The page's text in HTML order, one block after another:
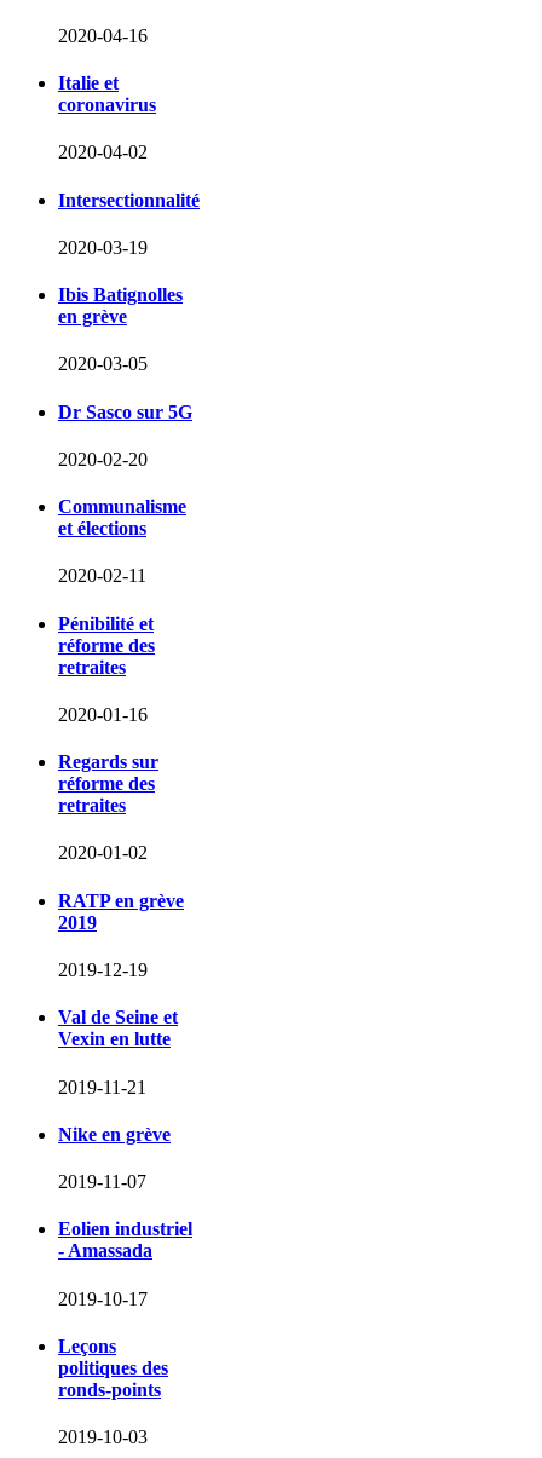
2020-04-16
Italie et
coronavirus
2020-04-02
Intersectionnalité
2020-03-19
Ibis Batignolles
en grève
2020-03-05
Dr Sasco sur 5G
2020-02-20
Communalisme
et élections
2020-02-11
Pénibilité et
réforme des
retraites
2020-01-16
Regards sur
réforme des
retraites
2020-01-02
RATP en grève
2019
2019-12-19
Val de Seine et
Vexin en lutte
2019-11-21
Nike en grève
2019-11-07
Eolien industriel
- Amassada
2019-10-17
Leçons
politiques des
ronds-points
2019-10-03